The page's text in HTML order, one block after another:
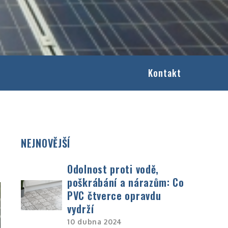
Kontakt
NEJNOVĚJŠÍ
Odolnost proti vodě,
poškrábání a nárazům: Co
PVC čtverce opravdu
vydrží
10 dubna 2024